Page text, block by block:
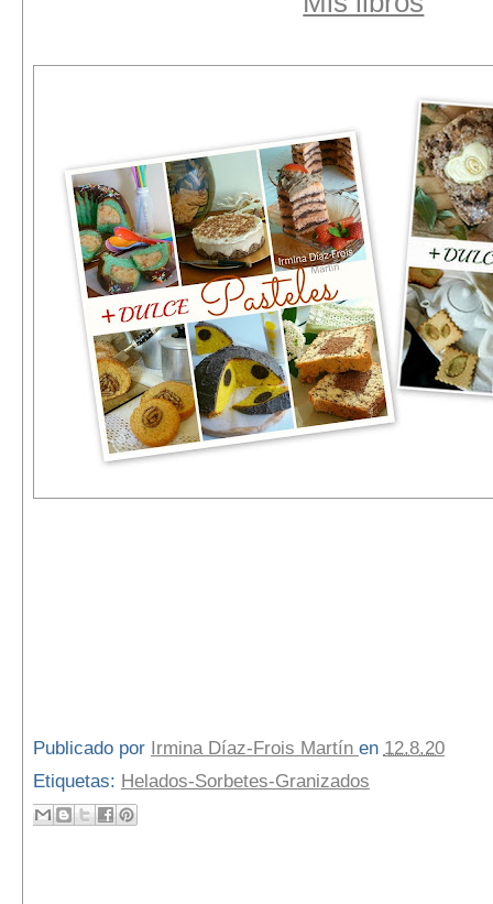
Publicado por Irmina Díaz-Frois Martín en 12.8.20
Etiquetas: Helados-Sorbetes-Granizados